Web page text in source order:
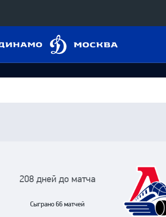
«Восток»
208 дней до матча
Сыграно 66 матчей